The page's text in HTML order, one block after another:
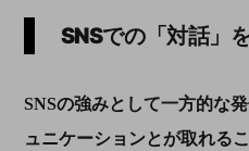
SNSでの「対話」
SNSの強みとして一方的な
ュニケーションとが取れる